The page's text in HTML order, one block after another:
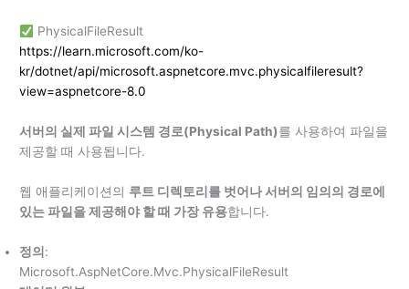
PhysicalFileResult
https://learn.microsoft.com/ko-
kr/dotnet/api/microsoft.aspnetcore.mvc.physicalfileresult?
view=aspnetcore-8.0
서버의 실제 파일 시스템 경로(Physical Path)를 사용하여 파일을
제공할 때 사용됩니다.
웹 애플리케이션의 루트 디렉토리를 벗어나 서버의 임의의 경로에
있는 파일을 제공해야 할 때 가장 유용합니다.
정의 :
Microsoft.AspNetCore.Mvc.PhysicalFileResult